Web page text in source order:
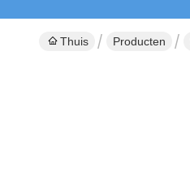
Thuis Producten